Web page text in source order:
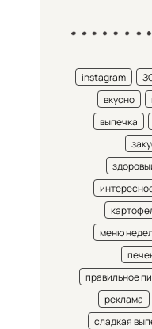
instagram
вкусно
выпечка
меню
правильное
реклама
сладкая